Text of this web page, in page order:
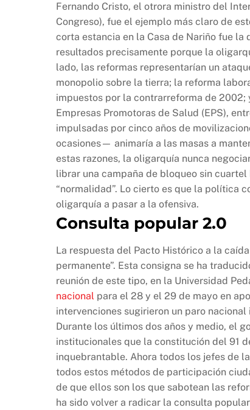
Fernando Cristo, el otrora ministro del
Congreso), fue el ejemplo más claro de
corta estancia en la Casa de Nariño fue la
resultados precisamente porque la
lado, las reformas representarían un
monopolio sobre la tierra; la reforma
impuestos por la contrarreforma de
Empresas Promotoras de Salud (EPS),
impulsadas por cinco años de
ocasiones— animaría a las masas a
estas razones, la oligarquía nunca
librar una campaña de bloqueo sin
“normalidad”. Lo cierto es que la política
oligarquía a pasar a la ofensiva.
Consulta popular 2.0
La respuesta del Pacto Histórico a la
permanente”. Esta consigna se ha
reunión de este tipo, en la Universidad
nacional para el 28 y el 29 de mayo en
intervenciones sugirieron un paro
Durante los últimos dos años y medio, el
institucionales que la constitución del 91
inquebrantable. Ahora todos los jefes de
todos estos métodos de participación
de que ellos son los que sabotean las
ha sido volver a radicar la consulta